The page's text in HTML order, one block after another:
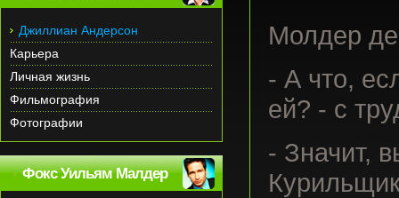
Молдер
- А что,
ей? - с
- Значит,
Джиллиан Андерсон
Карьера
Личная жизнь
Фильмография
Фотографии
Фокс Уильям Малдер